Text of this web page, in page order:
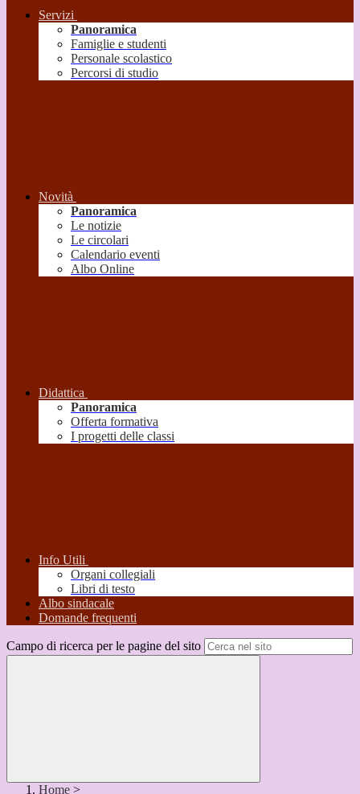
Servizi
Panoramica
Famiglie e studenti
Personale scolastico
Percorsi di studio
Novità
Panoramica
Le notizie
Le circolari
Calendario eventi
Albo Online
Didattica
Panoramica
Offerta formativa
I progetti delle classi
Info Utili
Organi collegiali
Libri di testo
Albo sindacale
Domande frequenti
Campo di ricerca per le pagine del sito
Home >